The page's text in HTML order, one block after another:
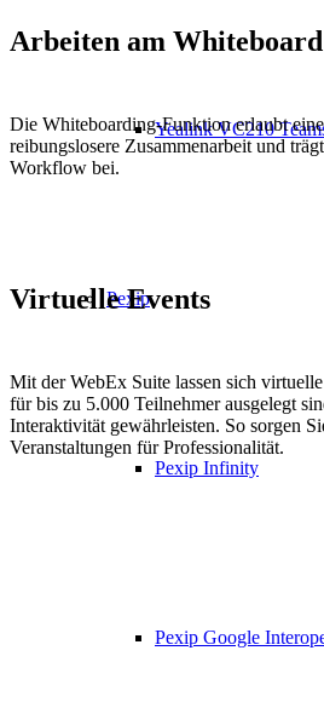
Yealink VC210
Pexip
Pexip Infinity
Pexip Google
Arbeiten am Whiteboard
Die Whiteboarding-Funktion erlaubt
reibungslosere Zusammenarbeit und
Workflow bei.
Virtuelle Events
Mit der WebEx Suite lassen sich
für bis zu 5.000 Teilnehmer ausgelegt
Interaktivität gewährleisten. So sorgen
Veranstaltungen für Professionalität.